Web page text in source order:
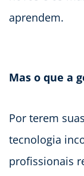
aprendem.
Mas o que a
Por terem
tecnologia
profissionais